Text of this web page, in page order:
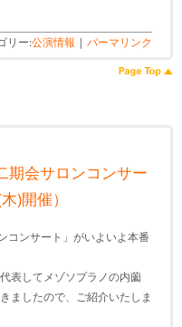
リー:公演情報 | パーマリンク
期会サロンコンサー
)開催）
コンサート」がいよいよ本番
表してメゾソプラノの内薗
ましたので、ご紹介いたしま